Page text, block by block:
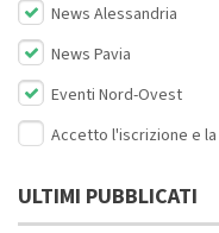
News Alessandria
News Pavia
Eventi Nord-Ovest
Accetto l'iscrizione e la
ULTIMI PUBBLICATI